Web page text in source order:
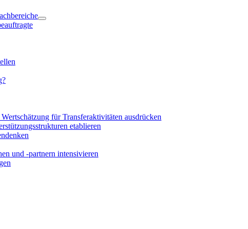
für Transferaktivitäten ausdrücken
etablieren
und -partnern intensivieren